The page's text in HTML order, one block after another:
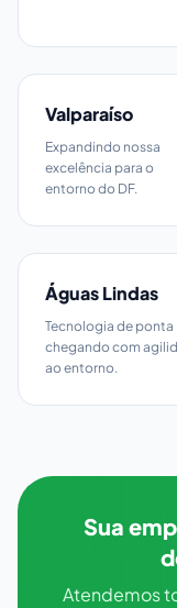
Valparaíso
Expandindo nossa
excelência para o
entorno do DF.
Águas Lindas
Tecnologia de ponta
chegando com
ao entorno.
Sua
Atendemos